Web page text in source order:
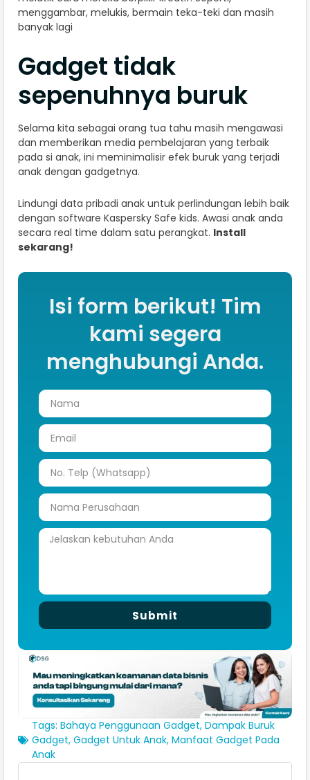
menggambar, melukis, bermain teka-teki dan masih
banyak lagi
Gadget tidak
sepenuhnya buruk
Selama kita sebagai orang tua tahu masih mengawasi
dan memberikan media pembelajaran yang terbaik
pada si anak, ini meminimalisir efek buruk yang terjadi
anak dengan gadgetnya.
Lindungi data pribadi anak untuk perlindungan lebih baik
dengan software Kaspersky Safe kids. Awasi anak anda
secara real time dalam satu perangkat. Install
sekarang!
Isi form berikut! Tim
kami segera
menghubungi Anda.
Submit
Tags: Bahaya Penggunaan Gadget, Dampak Buruk
Gadget, Gadget Untuk Anak, Manfaat Gadget Pada
Anak